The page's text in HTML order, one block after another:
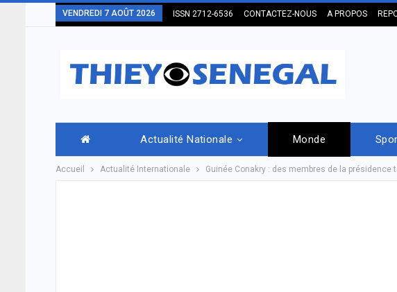
VENDREDI 7 AOÛT 2026 ISSN 2712-6536 CONTACTEZ-NOUS A PROPOS
Actualité Nationale Monde
Accueil Actualité Internationale Guinée Conakry : des membres de la